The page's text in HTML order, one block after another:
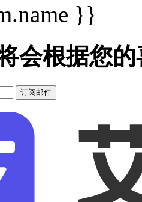
}}
会根据您
订阅邮件